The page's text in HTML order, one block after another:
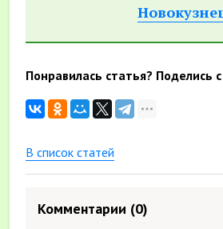
Понравилась статья? Поделись
В список статей
Комментарии (0)